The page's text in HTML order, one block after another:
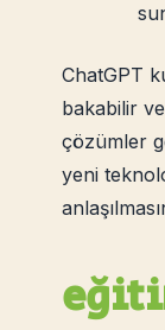
ChatGPT
bakabilir
çözümler
yeni